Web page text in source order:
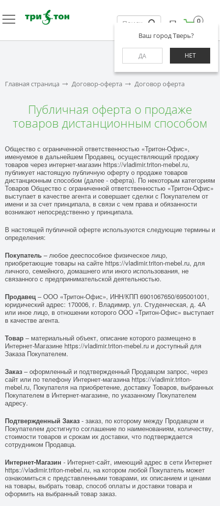
Ваш город Тверь?
ДА НЕТ
0
Главная страница Договор-оферта Договор оферта
Публичная оферта о продаже
товаров дистанционным способом
Общество с ограниченной ответственностью «Тритон-Офис»,
именуемое в дальнейшем Продавец, осуществляющий продажу
товаров через интернет-магазин https://vladimir.triton-mebel.ru,
публикует настоящую публичную оферту о продаже товаров
дистанционным способом (далее - оферта). По некоторым категориям
Товаров Общество с ограниченной ответственностью «Тритон-Офис»
выступает в качестве агента и совершает сделки с Покупателем от
имени и за счет принципала, в связи с чем права и обязанности
возникают непосредственно у принципала.
В настоящей публичной оферте используются следующие термины и
определения:
Покупатель – любое дееспособное физическое лицо,
приобретающие товары на сайте https://vladimir.triton-mebel.ru, для
личного, семейного, домашнего или иного использования, не
связанного с предпринимательской деятельностью.
Продавец – ООО «Тритон-Офис», ИНН/КПП 6901067650/695001001,
юридический адрес: 170006, г. Владимир, ул. Студенческая, д. 4А
или иное лицо, в отношении которого ООО «Тритон-Офис» выступает
в качестве агента.
Товар – материальный объект, описание которого размещено в
Интернет-Магазине https://vladimir.triton-mebel.ru и доступный для
Заказа Покупателем.
Заказ – оформленный и подтвержденный Продавцом запрос, через
сайт или по телефону Интернет-магазина https://vladimir.triton-
mebel.ru, Покупателя на приобретение, доставку Товаров, выбранных
Покупателем в Интернет-магазине, по указанному Покупателем
адресу.
Подтвержденный Заказ - заказ, по которому между Продавцом и
Покупателем достигнуто соглашение по наименованиям, количеству,
стоимости товаров и срокам их доставки, что подтверждается
сотрудником Продавца.
Интернет-Магазин - Интернет-сайт, имеющий адрес в сети Интернет
https://vladimir.triton-mebel.ru, на котором любой Покупатель может
ознакомиться с представленными товарами, их описанием и ценами
на товары, выбрать товар, способ оплаты и доставки товара и
оформить на выбранный товар заказ.